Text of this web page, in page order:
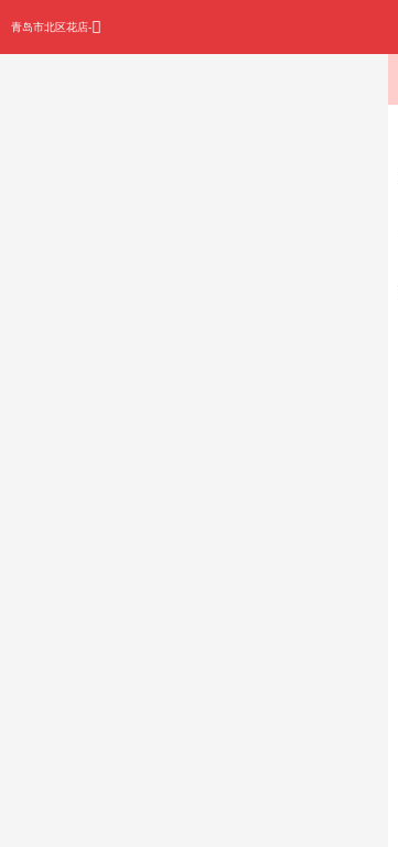
青岛市北区花店-